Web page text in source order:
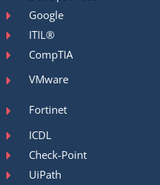
Google
ITIL®
CompTIA
VMware
Fortinet
ICDL
Check-Point
UiPath